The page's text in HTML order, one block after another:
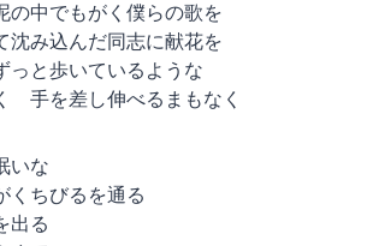
中でもがく僕らの歌を
沈み込んだ同志に献花を
っと歩いているような
手を差し伸べるまもなく
いな
くちびるを通る
出る